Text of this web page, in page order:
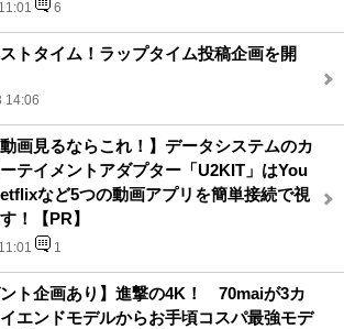
6
トタイム！ラップタイム投稿企画を開
14:06
動画見るならこれ！】データシステムのカ
テイメントアダプター「U2KIT」はYou
など5つの動画アプリを簡単接続で視
！【PR】
1
ント企画あり】進撃の4K！ 70maiが3カ
エンドモデルからお手頃コスパ最強モデ